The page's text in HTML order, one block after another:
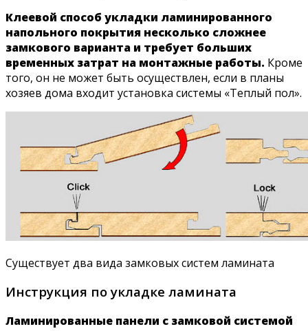
Клеевой способ укладки ламинированного
напольного покрытия несколько сложнее
замкового варианта и требует больших
временных затрат на монтажные работы. Кроме
того, он не может быть осуществлен, если в планы
хозяев дома входит установка системы «Теплый пол».
Существует два вида замковых систем ламината
Инструкция по укладке ламината
Ламинированные панели с замковой системой